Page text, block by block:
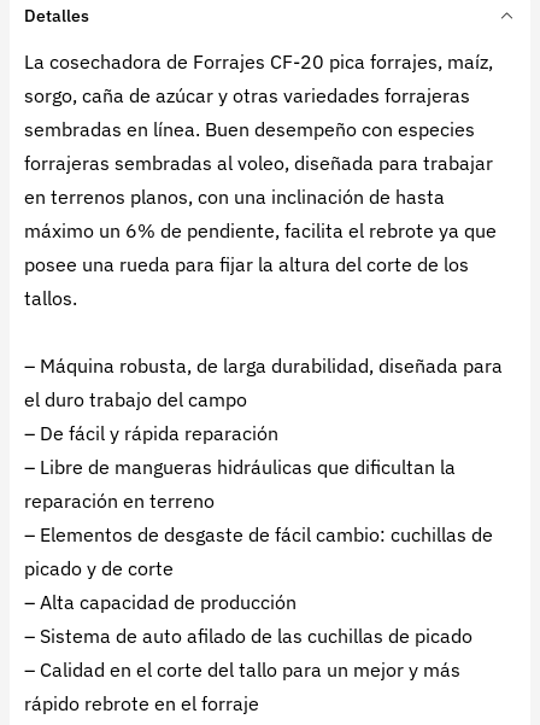
Detalles
La cosechadora de Forrajes CF-20 pica forrajes, maíz,
sorgo, caña de azúcar y otras variedades forrajeras
sembradas en línea. Buen desempeño con especies
forrajeras sembradas al voleo, diseñada para trabajar
en terrenos planos, con una inclinación de hasta
máximo un 6% de pendiente, facilita el rebrote ya que
posee una rueda para fijar la altura del corte de los
tallos.
– Máquina robusta, de larga durabilidad, diseñada para
el duro trabajo del campo
– De fácil y rápida reparación
– Libre de mangueras hidráulicas que dificultan la
reparación en terreno
– Elementos de desgaste de fácil cambio: cuchillas de
picado y de corte
– Alta capacidad de producción
– Sistema de auto afilado de las cuchillas de picado
– Calidad en el corte del tallo para un mejor y más
rápido rebrote en el forraje